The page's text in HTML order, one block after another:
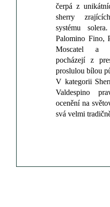
čerpá z
sherry
systému
Palomino Fino,
Moscatel a
pocházejí z
proslulou bílou
V kategorii
Valdespino
ocenění na
svá velmi